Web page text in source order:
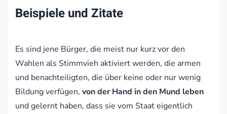
Beispiele und Zitate
Es sind jene Bürger, die meist nur kurz vor den
Wahlen als Stimmvieh aktiviert werden, die armen
und benachteiligten, die über keine oder nur wenig
Bildung verfügen, von der Hand in den Mund leben
und gelernt haben, dass sie vom Staat eigentlich